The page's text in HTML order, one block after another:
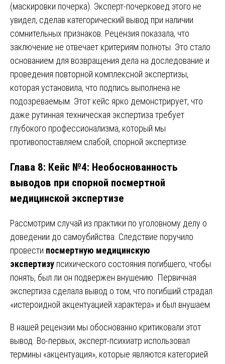
(маскировки почерка). Эксперт-почерковед этого не
увидел, сделав категорический вывод при наличии
сомнительных признаков. Рецензия показала, что
заключение не отвечает критериям полноты. Это стало
основанием для возвращения дела на доследование и
проведения повторной комплексной экспертизы,
которая установила, что подпись выполнена не
подозреваемым. Этот кейс ярко демонстрирует, что
даже рутинная техническая экспертиза требует
глубокого профессионализма, который мы
противопоставляем слабой, спорной экспертизе.
Глава 8: Кейс №4: Необоснованность
выводов при спорной посмертной
медицинской экспертизе
Рассмотрим случай из практики по уголовному делу о
доведении до самоубийства. Следствие поручило
провести посмертную медицинскую
экспертизу психического состояния погибшего, чтобы
понять, был ли он подвержен внушению. Первичная
экспертиза сделала вывод о том, что погибший страдал
«истероидной акцентуацией характера» и был внушаем.
В нашей рецензии мы обоснованно критиковали этот
вывод. Во-первых, эксперт-психиатр использовал
термины «акцентуация», которые являются категорией